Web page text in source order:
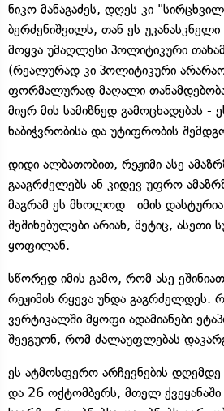
ნიკო მანაგაძეს, დღეს კი
ბერძენიშვილს, თან ეს
მოყვა უმაღლესი პოლიტიკური
(რეალურად კი პოლიტიკური
ფორმალურად მაღალი თანამდებობა
მიერ მის სამიზნედ გამოცხადებას -
ნაბიჭვრობისა და უტიფრობის
დიდი ალბათობით, რეჟიმი ასე
გააგრძელებს ან კიდევ უფრო
მაგრამ ეს მხოლოდ იმის
შეშინებულები არიან, მეტიც, ასეთი
ყოფილან.
სწორედ იმის გამო, რომ ასე
რეჟიმის რყევა უნდა გაგრძელდეს.
ვერტიკალში მყოფი ადამიანები
შეეგუონ, რომ ძალაუფლებას
ეს ატმოსფერო არჩევნების დღემდე
და 26 ოქტომბერს, მთელ